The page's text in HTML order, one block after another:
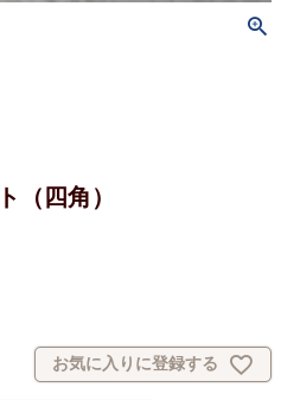
（四角）
お気に入りに登録する